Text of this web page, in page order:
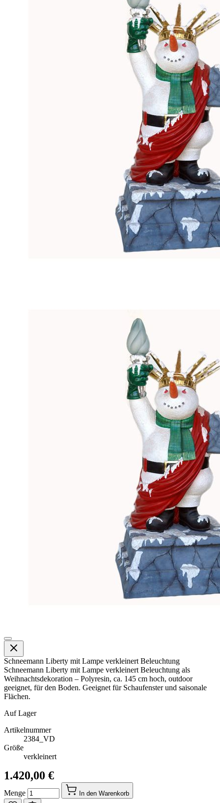
Schneemann Liberty mit Lampe verkleinert Beleuchtung
Schneemann Liberty mit Lampe verkleinert Beleuchtung als
Weihnachtsdekoration – Polyresin, ca. 145 cm hoch, outdoor
geeignet, für den Boden. Geeignet für Schaufenster und saisonale
Flächen.
Auf Lager
Artikelnummer
2384_VD
Größe
verkleinert
1.420,00 €
Menge In den Warenkorb